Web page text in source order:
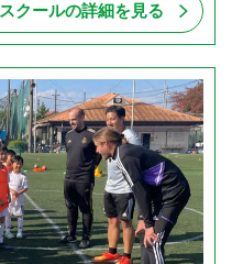
スクールの詳細を見る